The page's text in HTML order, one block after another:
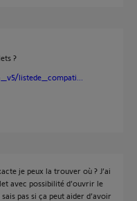
?
listede_compati...
je peux la trouver où ? J’ai
avec possibilité d’ouvrir le
pas si ça peut aider d’avoir